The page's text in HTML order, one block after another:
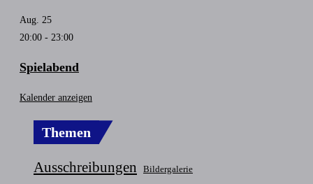
Aug. 25
20:00 - 23:00
Spielabend
Kalender anzeigen
Themen
Ausschreibungen Bildergalerie